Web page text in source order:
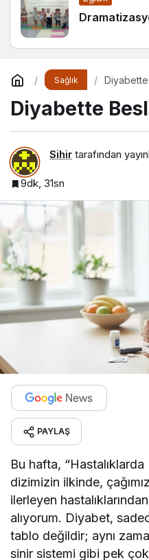
Sağlık
Diyabette
Sihir tarafından
9dk, 31sn
PAYLAŞ
Bu hafta, “Hastalıklarda
dizimizin ilkinde,
ilerleyen
alıyorum. Diyabet,
tablo değildir; aynı
sinir sistemi gibi pek